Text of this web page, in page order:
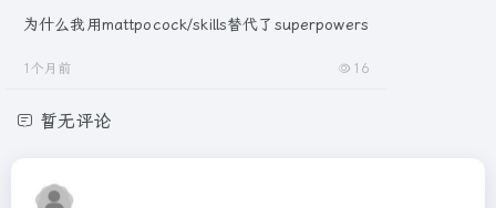
为什么我用mattpocock/skills替代了superpowers
1个月前 16
暂无评论